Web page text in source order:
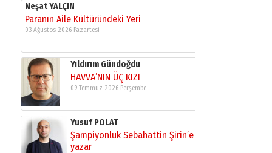
Neşat YALÇIN
Paranın Aile Kültüründeki Yeri
03 Ağustos 2026 Pazartesi
Yıldırım Gündoğdu
HAVVA’NIN ÜÇ KIZI
09 Temmuz 2026 Perşembe
Yusuf POLAT
Şampiyonluk Sebahattin Şirin’e
yazar